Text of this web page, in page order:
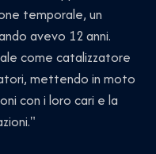
temporale, un
avevo 12 anni.
come catalizzatore
mettendo in moto
con i loro cari e la